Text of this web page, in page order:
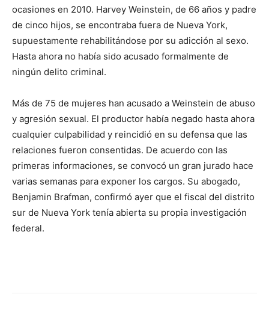
ocasiones en 2010. Harvey Weinstein, de 66 años y padre
de cinco hijos, se encontraba fuera de Nueva York,
supuestamente rehabilitándose por su adicción al sexo.
Hasta ahora no había sido acusado formalmente de
ningún delito criminal.
Más de 75 de mujeres han acusado a Weinstein de abuso
y agresión sexual. El productor había negado hasta ahora
cualquier culpabilidad y reincidió en su defensa que las
relaciones fueron consentidas. De acuerdo con las
primeras informaciones, se convocó un gran jurado hace
varias semanas para exponer los cargos. Su abogado,
Benjamin Brafman, confirmó ayer que el fiscal del distrito
sur de Nueva York tenía abierta su propia investigación
federal.